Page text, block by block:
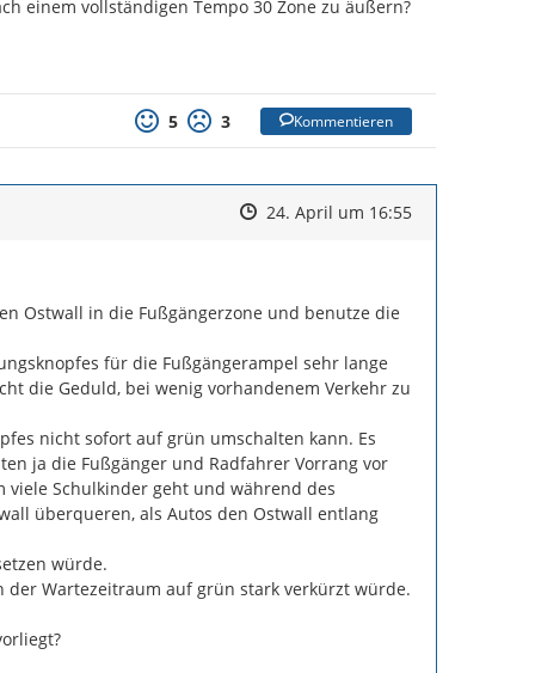
einem vollständigen Tempo 30 Zone zu äußern?
5 3 Kommentieren
Zeitpunkt des Erstellens
Zeitpunkt des Erstellens
24. April um 16:55Zur Äußerung
Ostwall in die Fußgängerzone und benutze die
für die Fußgängerampel sehr lange
die Geduld, bei wenig vorhandenem Verkehr zu
nicht sofort auf grün umschalten kann. Es
ja die Fußgänger und Radfahrer Vorrang vor
viele Schulkinder geht und während des
überqueren, als Autos den Ostwall entlang
würde.
der Wartezeitraum auf grün stark verkürzt würde.